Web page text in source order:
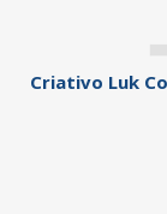
Criativo Luk